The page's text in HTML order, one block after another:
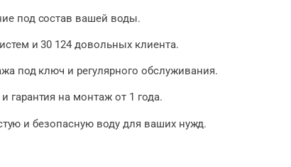
под состав вашей воды.
и 30 124 довольных клиента.
под ключ и регулярного обслуживания.
гарантия на монтаж от 1 года.
и безопасную воду для ваших нужд.